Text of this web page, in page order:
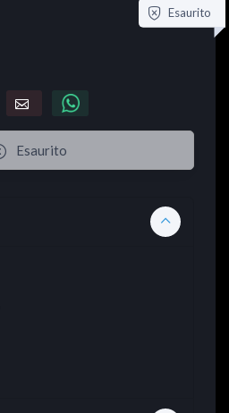
Esaurito
Esaurito